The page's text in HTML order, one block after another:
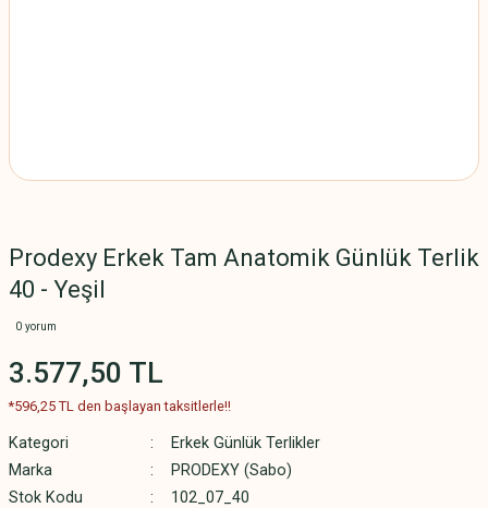
Prodexy Erkek Tam Anatomik Günlük Terlik
40 - Yeşil
0 yorum
3.577,50 TL
*596,25 TL den başlayan taksitlerle!!
Kategori
Erkek Günlük Terlikler
Marka
PRODEXY (Sabo)
Stok Kodu
102_07_40